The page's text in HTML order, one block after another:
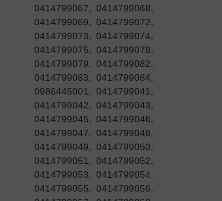
0414799067, 0414799068,
0414799069, 0414799072,
0414799073, 0414799074,
0414799075, 0414799078,
0414799079, 0414799082,
0414799083, 0414799084,
0986445001, 0414799041,
0414799042, 0414799043,
0414799045, 0414799046,
0414799047, 0414799048,
0414799049, 0414799050,
0414799051, 0414799052,
0414799053, 0414799054,
0414799055, 0414799056,